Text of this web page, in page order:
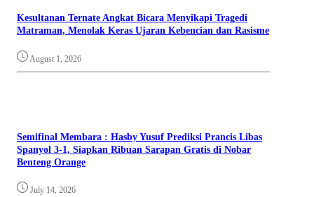
Kesultanan Ternate Angkat Bicara Menyikapi Tragedi
Matraman, Menolak Keras Ujaran Kebencian dan Rasisme
August 1, 2026
Semifinal Membara : Hasby Yusuf Prediksi Prancis Libas
Spanyol 3-1, Siapkan Ribuan Sarapan Gratis di Nobar
Benteng Orange
July 14, 2026